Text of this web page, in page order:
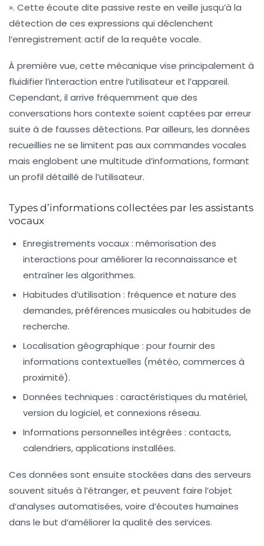
». Cette écoute dite passive reste en veille jusqu’à la
détection de ces expressions qui déclenchent
l’enregistrement actif de la requête vocale.
À première vue, cette mécanique vise principalement à
fluidifier l’interaction entre l’utilisateur et l’appareil.
Cependant, il arrive fréquemment que des
conversations hors contexte soient captées par erreur
suite à de fausses détections. Par ailleurs, les données
recueillies ne se limitent pas aux commandes vocales
mais englobent une multitude d’informations, formant
un profil détaillé de l’utilisateur.
Types d’informations collectées par les assistants
vocaux
Enregistrements vocaux: mémorisation des
interactions pour améliorer la reconnaissance et
entraîner les algorithmes.
Habitudes d’utilisation : fréquence et nature des
demandes, préférences musicales ou habitudes de
recherche.
Localisation géographique : pour fournir des
informations contextuelles (météo, commerces à
proximité).
Données techniques : caractéristiques du matériel,
version du logiciel, et connexions réseau.
Informations personnelles intégrées : contacts,
calendriers, applications installées.
Ces données sont ensuite stockées dans des serveurs
souvent situés à l’étranger, et peuvent faire l’objet
d’analyses automatisées, voire d’écoutes humaines
dans le but d’améliorer la qualité des services.